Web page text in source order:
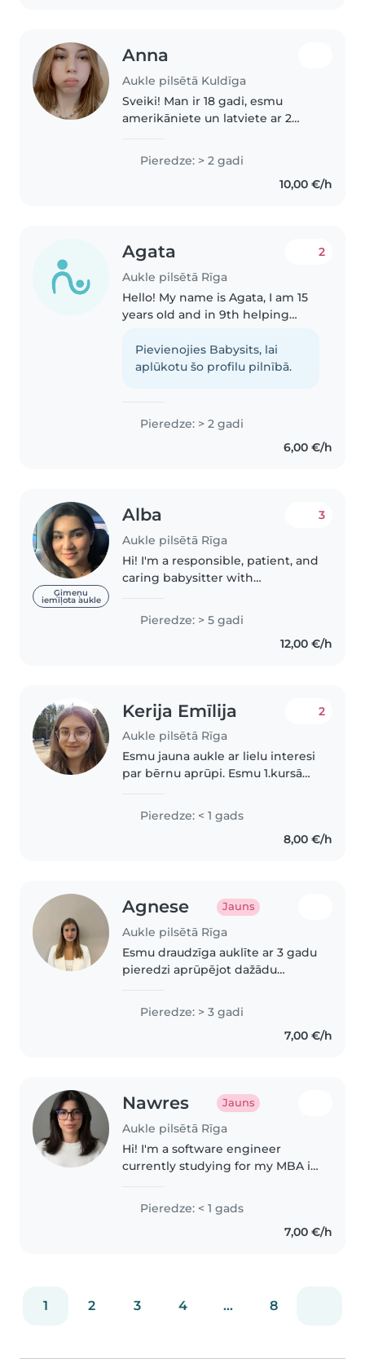
Anna
Aukle pilsētā Kuldīga
Sveiki! Man ir 18 gadi, esmu
amerikāniete un latviete ar 2
pieskatīšanā Amerikā. Man patīk
spēlēt spēles, nodarboties ar
mākslu un rokdarbiem, skatīties
Pieredze: > 2 gadi
10,00 €/h
Agata
Aukle pilsētā Rīga
2
Hello! My name is Agata, I am 15
years oId and in 9th helping
children. I love cooking and can
prepare a wide variety of dishes.
Pievienojies Babysits, lai
aplūkotu šo profilu pilnībā.
Pieredze: > 2 gadi
6,00 €/h
Ģimeņu
iemīļota aukle
Alba
Aukle pilsētā Rīga
3
Hi! I'm a responsible, patient, and
caring babysitter with
newborns to teenagers. I've
Pieredze: > 5 gadi
12,00 €/h
Kerija Emīlija
Aukle pilsētā Rīga
2
Esmu jauna aukle ar lielu interesi
par bērnu aprūpi. Esmu 1.kursā
gatava piedāvāt palīdzību ar
bērnu aprūpi, ieskaitot bērnus
pirmskolas, skolas un puspaugu..
Pieredze: < 1 gads
8,00 €/h
Agnese Jauns
Aukle pilsētā Rīga
Esmu draudzīga auklīte ar 3 gadu
pieredzi aprūpējot dažādu
pirmsskolniekiem līdz
pusaudžiem. Man pirmajā vietā
vienmēr ir bērna drošība, kā arī
Pieredze: > 3 gadi
7,00 €/h
Nawres Jauns
Aukle pilsētā Rīga
Hi! I'm a software engineer
currently studying for my MBA in
and reliable, and I enjoy
spending time with children. I'm
happy to help with homework,..
Pieredze: < 1 gads
7,00 €/h
1 2 3 4 ... 8